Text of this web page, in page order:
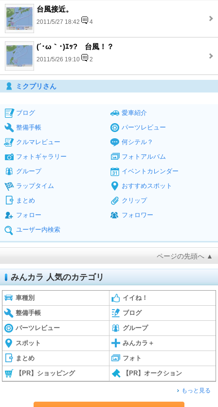
台風接近。
2011/5/27 18:42 4
(´･ω｀･)ｴｯ? 台風！？
2011/5/26 19:10 2
ミクプリさん
ブログ
愛車紹介
整備手帳
パーツレビュー
クルマレビュー
何シテル？
フォトギャラリー
フォトアルバム
グループ
イベントカレンダー
ラップタイム
おすすめスポット
まとめ
クリップ
フォロー
フォロワー
ユーザー内検索
ページの先頭へ ▲
みんカラ 人気のカテゴリ
車種別 イイね！
整備手帳 ブログ
パーツレビュー グループ
スポット みんカラ＋
まとめ フォト
【PR】ショッピング 【PR】オークション
もっと見る